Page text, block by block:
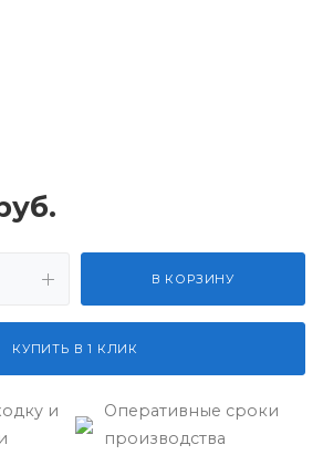
В КОРЗИНУ
КУПИТЬ В 1 КЛИК
и
Оперативные сроки
производства